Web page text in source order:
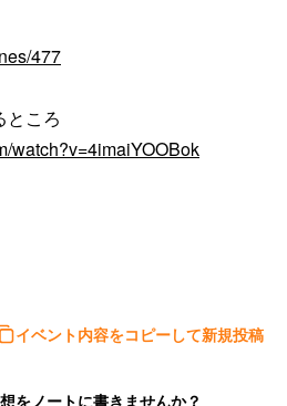
477
watch?v=4imaiYOOBok
イベント内容をコピーして新規投稿
をノートに書きませんか？